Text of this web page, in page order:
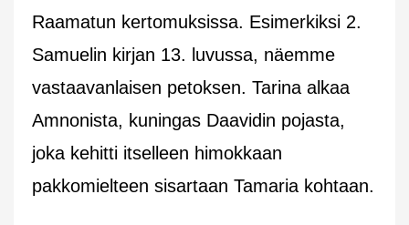
Raamatun kertomuksissa. Esimerkiksi 2.
Samuelin kirjan 13. luvussa, näemme
vastaavanlaisen petoksen. Tarina alkaa
Amnonista, kuningas Daavidin pojasta,
joka kehitti itselleen himokkaan
pakkomielteen sisartaan Tamaria kohtaan.